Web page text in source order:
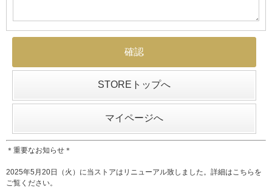
STOREトップへ
マイページへ
＊重要なお知らせ＊
2025年5月20日（火）に当ストアはリニューアル致しました。詳細はこちら を
ご覧ください。